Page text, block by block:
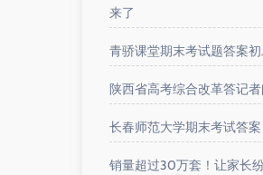
来了
青骄课堂期末考试题答案
陕西省高考综合改革答记
长春师范大学期末考试答案
销量超过30万套！让家长